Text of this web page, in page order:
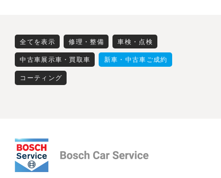
全てを表示 修理・整備 車検・点検
中古車展示車・買取車 新車・中古車ご成約
コーティング